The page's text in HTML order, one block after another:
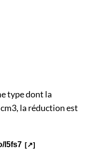
type dont la
la réduction est
l5fs7